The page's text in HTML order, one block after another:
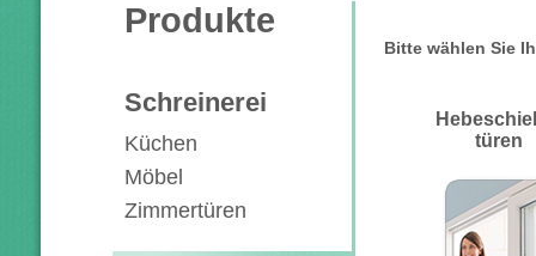
Produkte
Schreinerei
Küchen
Möbel
Zimmertüren
Bitte wählen Sie
türen